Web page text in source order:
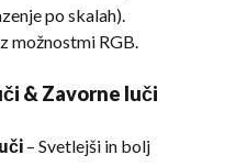
po skalah).
z možnostmi RGB.
& Zavorne luči
– Svetlejši in bolj